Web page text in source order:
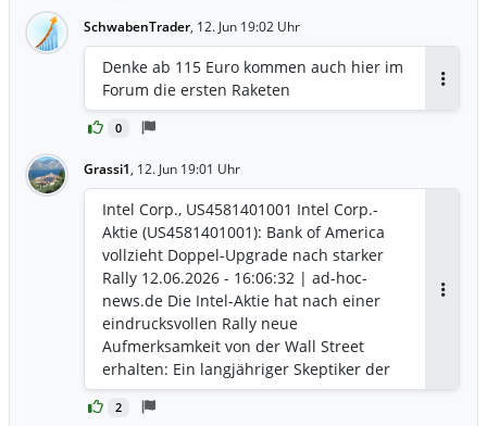
SchwabenTrader, 12. Jun 19:02 Uhr
0
Denke ab 115 Euro kommen auch hier im
Forum die ersten Raketen
Grassi1, 12. Jun 19:01 Uhr
2
Intel Corp., US4581401001 Intel Corp.-
Aktie (US4581401001): Bank of America
vollzieht Doppel-Upgrade nach starker
Rally 12.06.2026 - 16:06:32 | ad-hoc-
news.de Die Intel-Aktie hat nach einer
eindrucksvollen Rally neue
Aufmerksamkeit von der Wall Street
erhalten: Ein langjähriger Skeptiker der
Bank of America stuft den Wert gleich
um zwei Notches hoch und hebt das